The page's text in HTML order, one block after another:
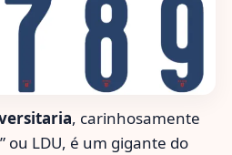
, carinhosamente
ou LDU, é um gigante do